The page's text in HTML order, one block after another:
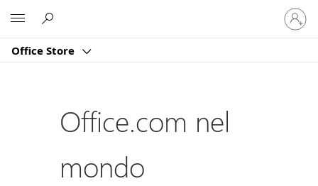
Office Store
Accedi
con
il
account
Office.com nel
mondo